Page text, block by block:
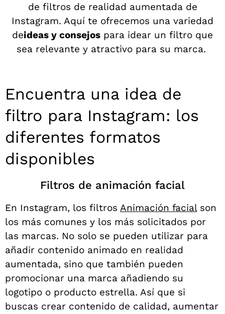
de filtros de realidad aumentada de
Instagram. Aquí te ofrecemos una variedad
deideas y consejos para idear un filtro que
sea relevante y atractivo para su marca.
Encuentra una idea de
filtro para Instagram: los
diferentes formatos
disponibles
Filtros de animación facial
En Instagram, los filtros Animación facialson
los más comunes y los más solicitados por
las marcas. No solo se pueden utilizar para
añadir contenido animado en realidad
aumentada, sino que también pueden
promocionar una marca añadiendo su
logotipo o producto estrella. Así que si
buscas crear contenido de calidad, aumentar